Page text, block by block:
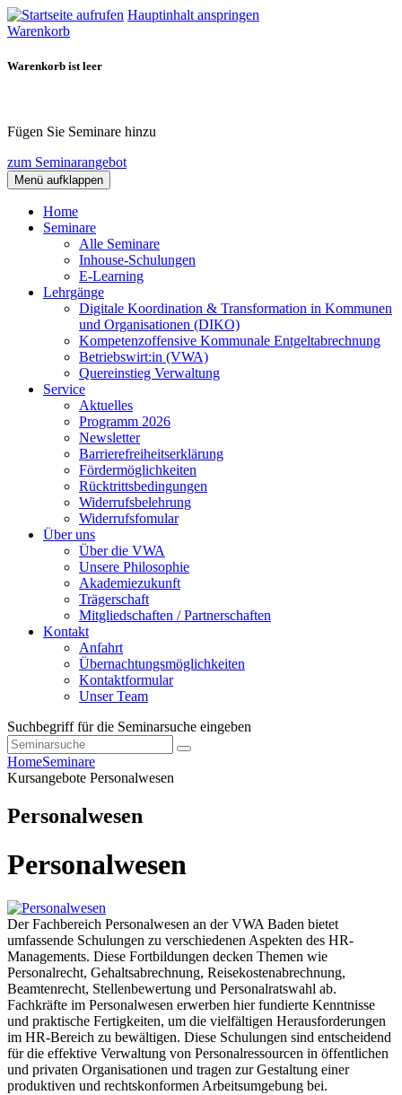
Hauptinhalt anspringen
Warenkorb
Warenkorb ist leer
Fügen Sie Seminare hinzu
zum Seminarangebot
Menü aufklappen
Home
Seminare
Alle Seminare
Inhouse-Schulungen
E-Learning
Lehrgänge
Digitale Koordination & Transformation in Kommunen
und Organisationen (DIKO)
Kompetenzoffensive Kommunale Entgeltabrechnung
Betriebswirt:in (VWA)
Quereinstieg Verwaltung
Service
Aktuelles
Programm 2026
Newsletter
Barrierefreiheitserklärung
Fördermöglichkeiten
Rücktrittsbedingungen
Widerrufsbelehrung
Widerrufsfomular
Über uns
Über die VWA
Unsere Philosophie
Akademiezukunft
Trägerschaft
Mitgliedschaften / Partnerschaften
Kontakt
Anfahrt
Übernachtungsmöglichkeiten
Kontaktformular
Unser Team
Suchbegriff für die Seminarsuche eingeben
HomeSeminare
Kursangebote Personalwesen
Personalwesen
Personalwesen
Der Fachbereich Personalwesen an der VWA Baden bietet
umfassende Schulungen zu verschiedenen Aspekten des HR-
Managements. Diese Fortbildungen decken Themen wie
Personalrecht, Gehaltsabrechnung, Reisekostenabrechnung,
Beamtenrecht, Stellenbewertung und Personalratswahl ab.
Fachkräfte im Personalwesen erwerben hier fundierte Kenntnisse
und praktische Fertigkeiten, um die vielfältigen Herausforderungen
im HR-Bereich zu bewältigen. Diese Schulungen sind entscheidend
für die effektive Verwaltung von Personalressourcen in öffentlichen
und privaten Organisationen und tragen zur Gestaltung einer
produktiven und rechtskonformen Arbeitsumgebung bei.